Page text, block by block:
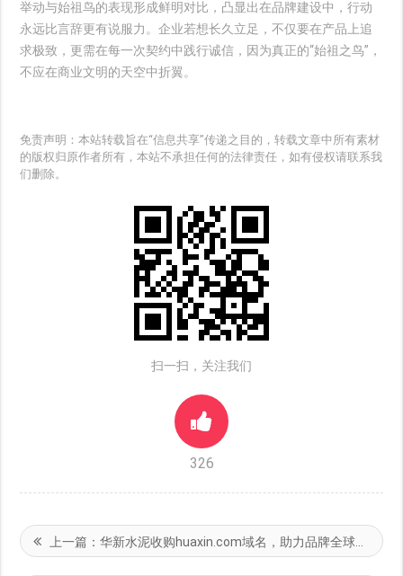
举动与始祖鸟的表现形成鲜明对比，凸显出在品牌建设中，行动
永远比言辞更有说服力。企业若想长久立足，不仅要在产品上追
求极致，更需在每一次契约中践行诚信，因为真正的“始祖之鸟”，
不应在商业文明的天空中折翼。
免责声明：本站转载旨在“信息共享”传递之目的，转载文章中所有素材
的版权归原作者所有，本站不承担任何的法律责任，如有侵权请联系我
们删除。
扫一扫，关注我们
326
上一篇：华新水泥收购huaxin.com域名，助力品牌全球化升级